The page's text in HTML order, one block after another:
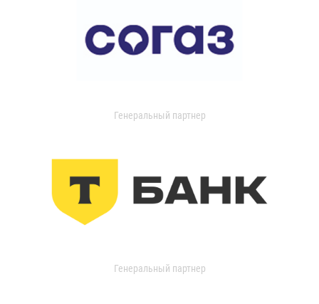
Генеральный партнер
Генеральный партнер